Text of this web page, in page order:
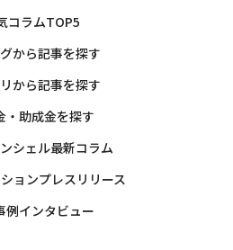
コラムTOP5
から記事を探す
から記事を探す
・助成金を探す
シェル最新コラム
ョンプレスリリース
例インタビュー